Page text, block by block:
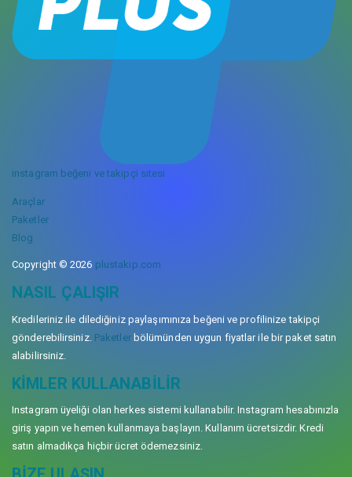
instagram beğeni ve takipçi sitesi
Araçlar
Paketler
Blog
Copyright © 2026 plustakip.com
NASIL ÇALIŞIR
Kredileriniz ile dilediğiniz paylaşımınıza beğeni ve profilinize takipçi
gönderebilirsiniz. Paketlerbölümünden uygun fiyatlar ile bir paket satın
alabilirsiniz.
KIMLER KULLANABILIR
Instagram üyeliği olan herkes sistemi kullanabilir. Instagram hesabınızla
giriş yapın ve hemen kullanmaya başlayın. Kullanım ücretsizdir. Kredi
satın almadıkça hiçbir ücret ödemezsiniz.